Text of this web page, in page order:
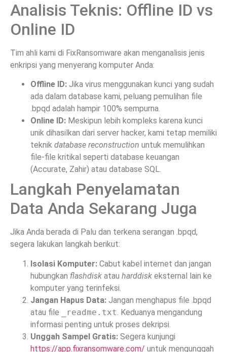
Analisis Teknis: Offline ID vs
Online ID
Tim ahli kami di FixRansomware akan menganalisis jenis
enkripsi yang menyerang komputer Anda:
Offline ID: Jika virus menggunakan kunci yang sudah
ada dalam database kami, peluang pemulihan file
.bpqd adalah hampir 100% sempurna.
Online ID: Meskipun lebih kompleks karena kunci
unik dihasilkan dari server hacker, kami tetap memiliki
teknik database reconstruction untuk memulihkan
file-file kritikal seperti database keuangan
(Accurate, Zahir) atau database SQL.
Langkah Penyelamatan
Data Anda Sekarang Juga
Jika Anda berada di Palu dan terkena serangan .bpqd,
segera lakukan langkah berikut:
Isolasi Komputer: Cabut kabel internet dan jangan
hubungkan flashdisk atau harddisk eksternal lain ke
komputer yang terinfeksi.
Jangan Hapus Data: Jangan menghapus file .bpqd
atau file
_readme.txt . Keduanya mengandung
informasi penting untuk proses dekripsi.
Unggah Sampel Gratis: Segera kunjungi
https://app.fixransomware.com/ untuk mengunggah